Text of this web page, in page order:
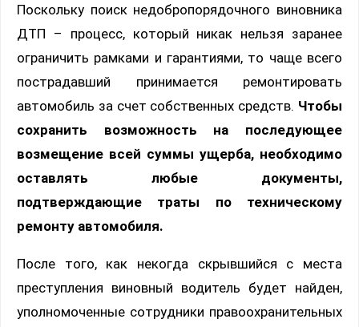
Поскольку поиск недобропорядочного виновника
ДТП – процесс, который никак нельзя заранее
ограничить рамками и гарантиями, то чаще всего
пострадавший принимается ремонтировать
автомобиль за счет собственных средств. Чтобы
сохранить возможность на последующее
возмещение всей суммы ущерба, необходимо
оставлять любые документы,
подтверждающие траты по техническому
ремонту автомобиля.
После того, как некогда скрывшийся с места
преступления виновный водитель будет найден,
уполномоченные сотрудники правоохранительных